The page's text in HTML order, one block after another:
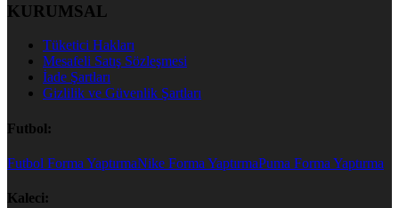
KURUMSAL
Tüketici Hakları
Mesafeli Satış Sözleşmesi
İade Şartları
Gizlilik ve Güvenlik Şartları
Futbol:
Futbol Forma YaptırmaNike Forma YaptırmaPuma Forma Yaptırma
Kaleci: